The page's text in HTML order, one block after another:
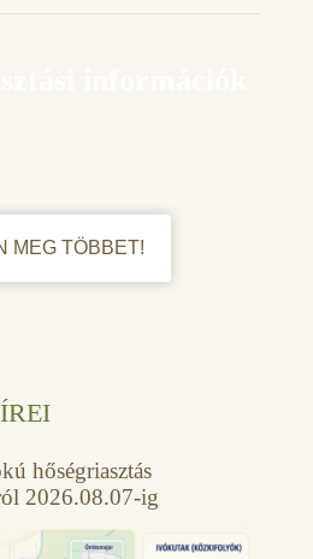
MEG TÖBBET!
hőségriasztás
2026.08.07-ig